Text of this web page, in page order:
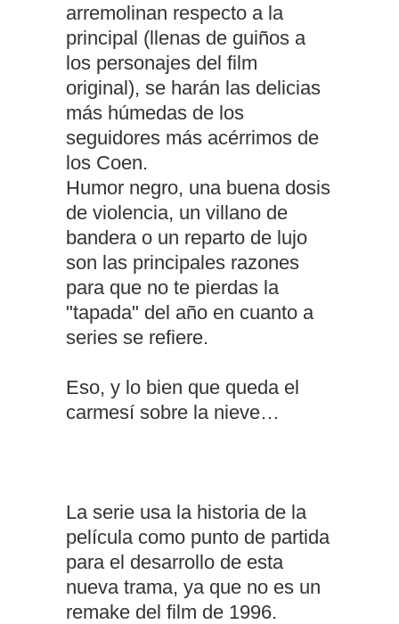
arremolinan respecto a la
principal (llenas de guiños a
los personajes del film
original), se harán las delicias
más húmedas de los
seguidores más acérrimos de
los Coen.
Humor negro, una buena dosis
de violencia, un villano de
bandera o un reparto de lujo
son las principales razones
para que no te pierdas la
"tapada" del año en cuanto a
series se refiere.
Eso, y lo bien que queda el
carmesí sobre la nieve…
La serie usa la historia de la
película como punto de partida
para el desarrollo de esta
nueva trama, ya que no es un
remake del film de 1996.